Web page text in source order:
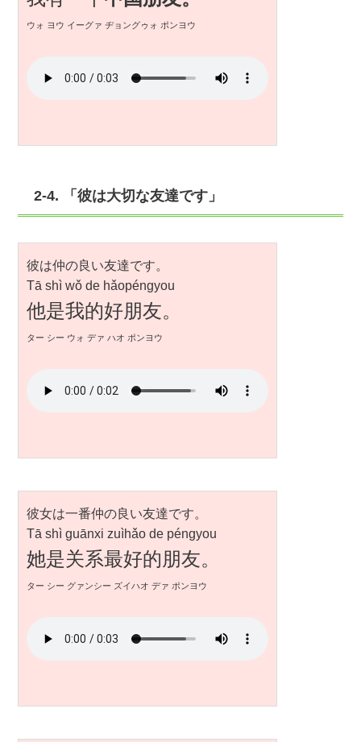
ウォ ヨウ イーグァ ヂョングゥォ ポンヨウ
2-4. 「彼は大切な友達です」
彼は仲の良い友達です。
Tā shì wǒ de hǎopéngyou
他是我的好朋友。
ター シー ウォ デァ ハオ ポンヨウ
彼女は一番仲の良い友達です。
Tā shì guānxi zuìhǎo de péngyou
她是关系最好的朋友。
ター シー グァンシー ズイハオ デァ ポンヨウ